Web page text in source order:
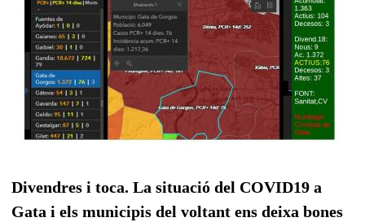
Divendres i toca. La situació del COVID19 a
Gata i els municipis del voltant ens deixa bones